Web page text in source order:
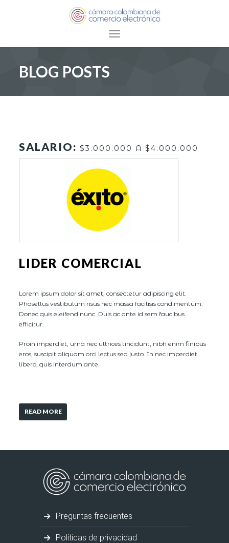
Toggle navigation
BLOG POSTS
SALARIO:$3.000.000 A $4.000.000
LIDER COMERCIAL
Lorem ipsum dolor sit amet, consectetur adipiscing elit.
Phasellus vestibulum risus nec massa facilisis condimentum.
Donec quis eleifend nunc. Duis ac ante id sem faucibus
efficitur.
Proin imperdiet, urna nec ultrices tincidunt, nibh enim finibus
eros, suscipit aliquam orci lectus sed justo. In nec imperdiet
libero, quis interdum ante.
READ MORE
Preguntas frecuentes
Políticas de privacidad